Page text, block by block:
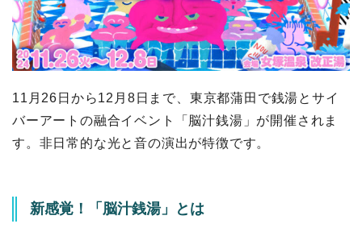
11月26日から12月8日まで、東京都蒲田で銭湯とサイ
バーアートの融合イベント「脳汁銭湯」が開催されま
す。非日常的な光と音の演出が特徴です。
新感覚！「脳汁銭湯」とは